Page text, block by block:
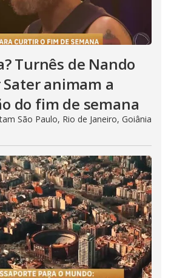
Turnês de Nando
Sater animam a
do fim de semana
São Paulo, Rio de Janeiro, Goiânia